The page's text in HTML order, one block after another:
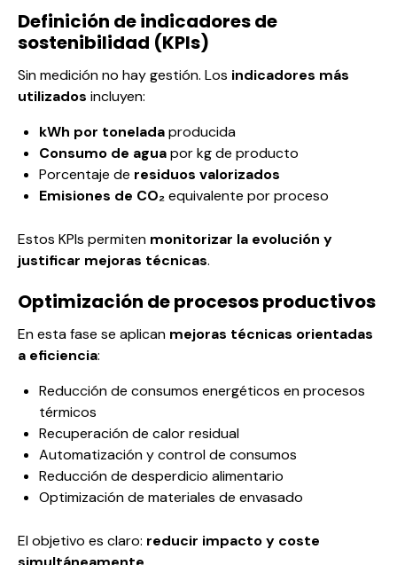
Definición de indicadores de
sostenibilidad (KPIs)
Sin medición no hay gestión. Los indicadores más
utilizados incluyen:
kWh por toneladaproducida
Consumo de aguapor kg de producto
Porcentaje de residuos valorizados
Emisiones de CO₂equivalente por proceso
Estos KPIs permiten monitorizar la evolución y
justificar mejoras técnicas.
Optimización de procesos productivos
En esta fase se aplican mejoras técnicas orientadas
a eficiencia:
Reducción de consumos energéticos en procesos
térmicos
Recuperación de calor residual
Automatización y control de consumos
Reducción de desperdicio alimentario
Optimización de materiales de envasado
El objetivo es claro: reducir impacto y coste